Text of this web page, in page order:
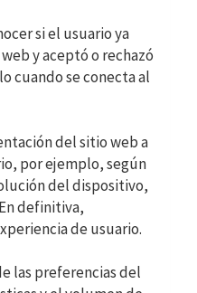
si el usuario ya
y aceptó o rechazó
cuando se conecta al
del sitio web a
por ejemplo, según
del dispositivo,
definitiva,
de usuario.
las preferencias del